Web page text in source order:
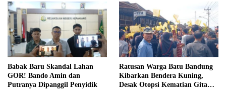
Babak Baru Skandal Lahan
GOR! Bando Amin dan
Putranya Dipanggil Penyidik
Ratusan Warga Batu Bandung
Kibarkan Bendera Kuning,
Desak Otopsi Kematian Gita